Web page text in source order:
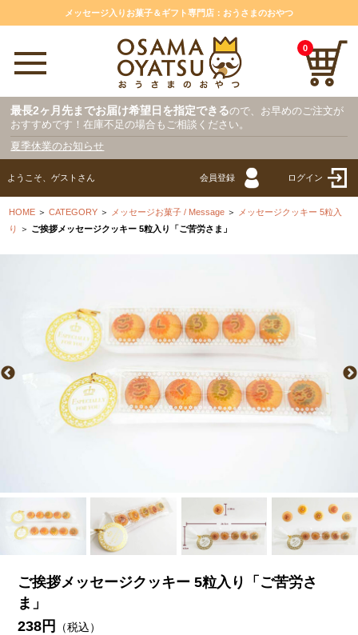
メッセージ入りお菓子＆ギフト専門店：おうさまのおやつ
0
最長2ヶ月先までお届け希望日を指定できるので、お早めのご注文が
おすすめです！在庫不足の場合もご相談ください。
夏季休業のお知らせ
ようこそ、ゲストさん 会員登録 ログイン
HOME ＞CATEGORY ＞ メッセージお菓子 / Message ＞
メッセージクッキー 5粒入
り ＞ ご挨拶メッセージクッキー 5粒入り「ご苦労さま」
ご挨拶メッセージクッキー 5粒入り「ご苦労さ
ま」
238円
（税込）